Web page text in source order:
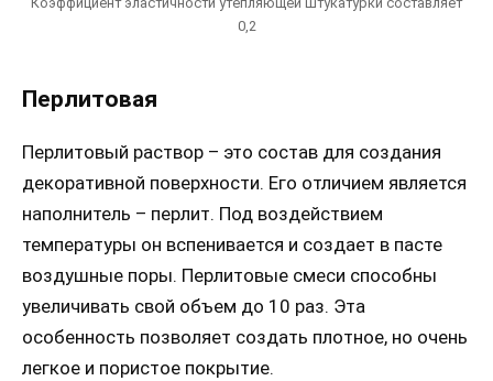
0,2
Перлитовая
Перлитовый раствор – это состав для создания
декоративной поверхности. Его отличием является
наполнитель – перлит. Под воздействием
температуры он вспенивается и создает в пасте
воздушные поры. Перлитовые смеси способны
увеличивать свой объем до 10 раз. Эта
особенность позволяет создать плотное, но очень
легкое и пористое покрытие.